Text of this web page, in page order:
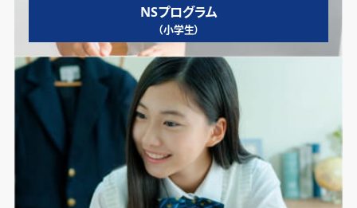
NSプログラム
（小学生）